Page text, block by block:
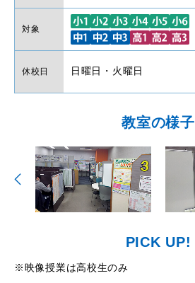
対象
休校日 日曜日・火曜日
教室の様子
PICK UP!
※映像授業は高校生のみ